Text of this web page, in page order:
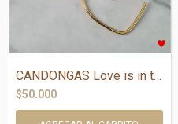
CANDONGAS Love is in the Air en 3 Tamaño...
$50.000